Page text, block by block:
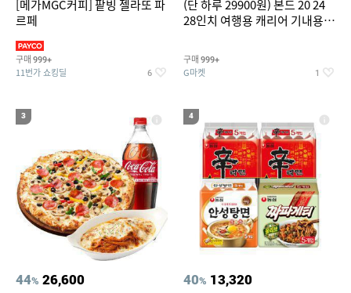
[메가MGC커피] 팥빙 젤라또 파
르페
구매 999+
11번가 쇼킹딜 6
(단 하루 29900원) 본드 20 24
28인치 여행용 캐리어 기내용
(20%쿠폰)
구매 999+
G마켓 1
3
44% 26,600
4
40% 13,320